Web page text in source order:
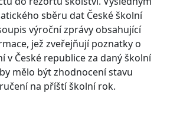
sběru dat České školní
výroční zprávy obsahující
jež zveřejňují poznatky o
v České republice za daný školní
mělo být zhodnocení stavu
na příští školní rok.